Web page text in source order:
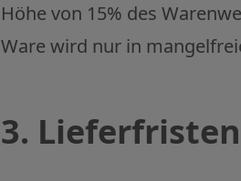
Höhe von 15% des
Ware wird nur in
3.